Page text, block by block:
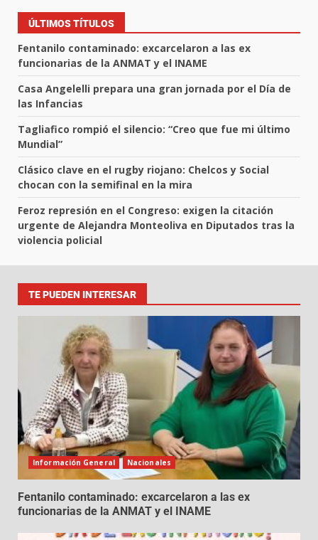
ÚLTIMOS TÍTULOS
Fentanilo contaminado: excarcelaron a las ex
funcionarias de la ANMAT y el INAME
Casa Angelelli prepara una gran jornada por el Día de
las Infancias
Tagliafico rompió el silencio: “Creo que fue mi último
Mundial”
Clásico clave en el rugby riojano: Chelcos y Social
chocan con la semifinal en la mira
Feroz represión en el Congreso: exigen la citación
urgente de Alejandra Monteoliva en Diputados tras la
violencia policial
TE PUEDEN INTERESAR
Información General Nacionales
Fentanilo contaminado: excarcelaron a las ex
funcionarias de la ANMAT y el INAME